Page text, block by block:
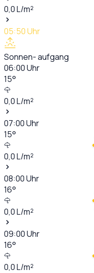
0,0L/m²
05:50Uhr
Sonnen- aufgang
06:00Uhr
15°
0,0L/m²
07:00Uhr
15°
0,0L/m²
08:00Uhr
16°
0,0L/m²
09:00Uhr
16°
0,0L/m²